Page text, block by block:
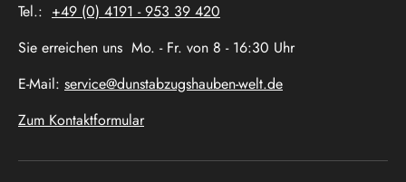
Tel.: +49 (0) 4191 - 953 39 420
Sie erreichen uns Mo. - Fr. von 8 - 16:30 Uhr
E-Mail: service@dunstabzugshauben-welt.de
Zum Kontaktformular